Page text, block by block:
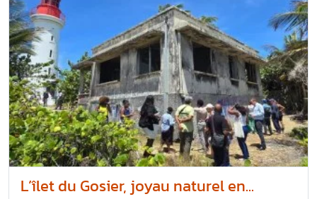
L’îlet du Gosier, joyau naturel en...